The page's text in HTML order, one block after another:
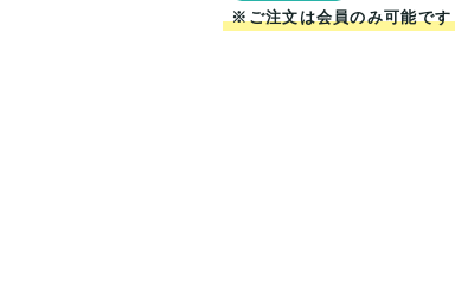
※ご注文は会員のみ可能です